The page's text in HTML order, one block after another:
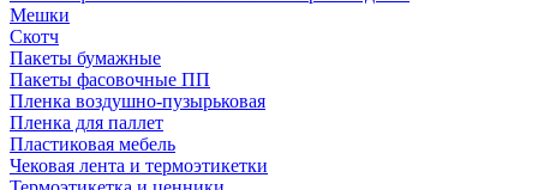
Мешки
Скотч
Пакеты бумажные
Пакеты фасовочные ПП
Пленка воздушно-пузырьковая
Пленка для паллет
Пластиковая мебель
Чековая лента и термоэтикетки